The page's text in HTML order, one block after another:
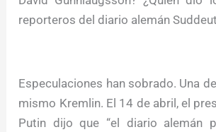
reporteros del diario alemán
Especulaciones han sobrado. Una
mismo Kremlin. El 14 de abril, el
Putin dijo que “el diario alemán